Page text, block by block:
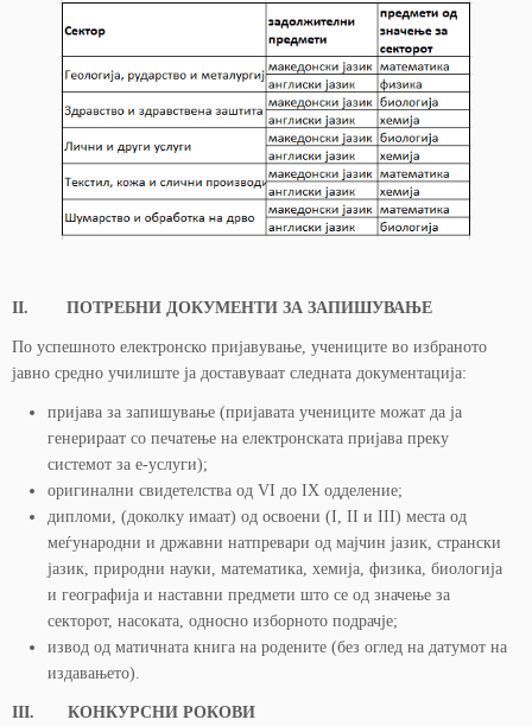
II. ПОТРЕБНИ ДОКУМЕНТИ ЗА ЗАПИШУВАЊЕ
По успешното електронско пријавување, учениците во избраното
јавно средно училиште ја доставуваат следната документација:
пријава за запишување (пријавата учениците можат да ја
генерираат со печатење на електронската пријава преку
системот за е-услуги);
оригинални свидетелства од VI до IX одделение;
дипломи, (доколку имаат) од освоени (I, II и III) места од
меѓународни и државни натпревари од мајчин јазик, странски
јазик, природни науки, математика, хемија, физика, биологија
и географија и наставни предмети што се од значење за
секторот, насоката, односно изборното подрачје;
извод од матичната книга на родените (без оглед на датумот на
издавањето).
III. КОНКУРСНИ РОКОВИ